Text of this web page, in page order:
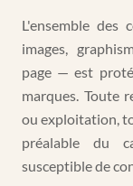
L'ensemble
images,
page — est
marques. Toute
ou exploitation,
préalable du
susceptible de